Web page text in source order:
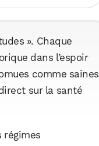
». Chaque
dans l’espoir
comme saines
sur la santé
régimes